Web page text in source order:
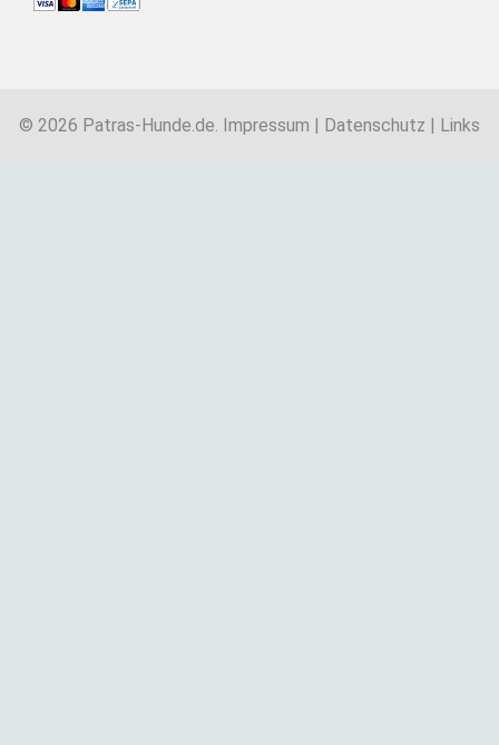
© 2026 Patras-Hunde.de. Impressum Datenschutz Links